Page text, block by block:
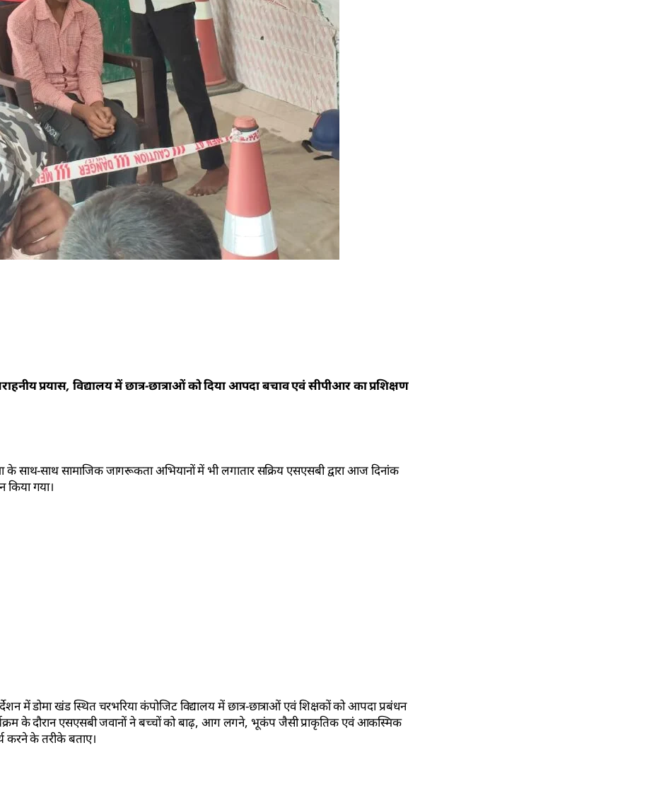
प्रयास, विद्यालय में छात्र-छात्राओं को दिया आपदा बचाव एवं सीपीआर का प्रशिक्षण
के साथ-साथ सामाजिक जागरूकता अभियानों में भी लगातार सक्रिय एसएसबी द्वारा आज दिनांक
गया।
डोमा खंड स्थित चरभरिया कंपोजिट विद्यालय में छात्र-छात्राओं एवं शिक्षकों को आपदा प्रबंधन
के दौरान एसएसबी जवानों ने बच्चों को बाढ़, आग लगने, भूकंप जैसी प्राकृतिक एवं आकस्मिक
के तरीके बताए।